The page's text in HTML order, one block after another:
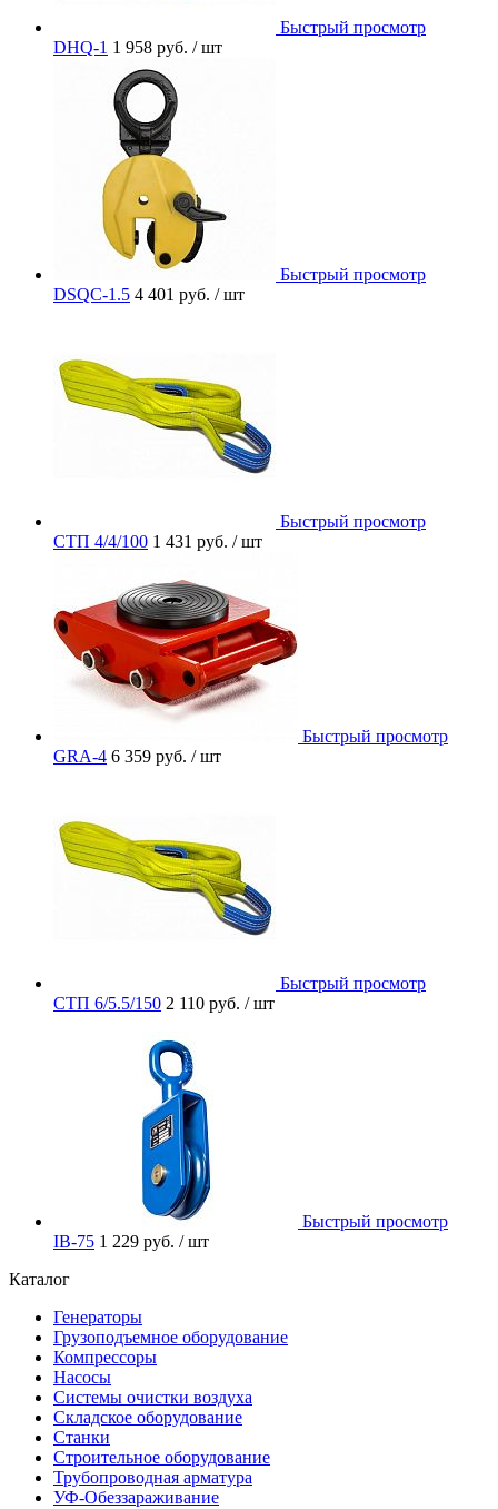
Быстрый просмотр
DHQ-1 1 958 руб. / шт
Быстрый просмотр
DSQC-1.5 4 401 руб. / шт
Быстрый просмотр
СТП 4/4/100 1 431 руб. / шт
Быстрый просмотр
GRA-4 6 359 руб. / шт
Быстрый просмотр
СТП 6/5.5/150 2 110 руб. / шт
Быстрый просмотр
IB-75 1 229 руб. / шт
Каталог
Генераторы
Грузоподъемное оборудование
Компрессоры
Насосы
Системы очистки воздуха
Складское оборудование
Станки
Строительное оборудование
Трубопроводная арматура
УФ-Обеззараживание